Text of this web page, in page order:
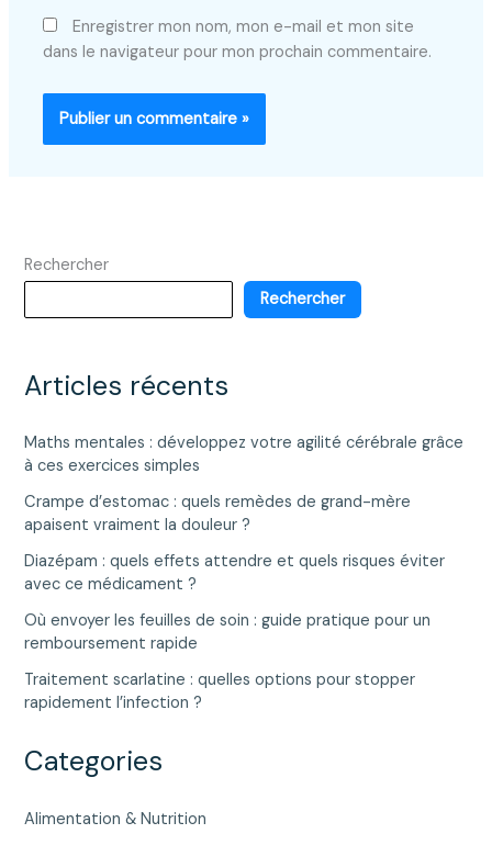
Enregistrer mon nom, mon e-mail et mon site
dans le navigateur pour mon prochain commentaire.
Rechercher
Rechercher
Articles récents
Maths mentales : développez votre agilité cérébrale grâce
à ces exercices simples
Crampe d’estomac : quels remèdes de grand-mère
apaisent vraiment la douleur ?
Diazépam : quels effets attendre et quels risques éviter
avec ce médicament ?
Où envoyer les feuilles de soin : guide pratique pour un
remboursement rapide
Traitement scarlatine : quelles options pour stopper
rapidement l’infection ?
Categories
Alimentation & Nutrition